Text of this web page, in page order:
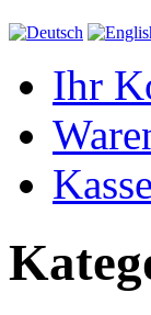
Ihr
Kasse